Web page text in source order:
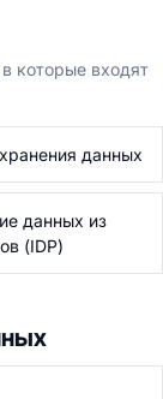
которые входят
данных
данных из
(IDP)